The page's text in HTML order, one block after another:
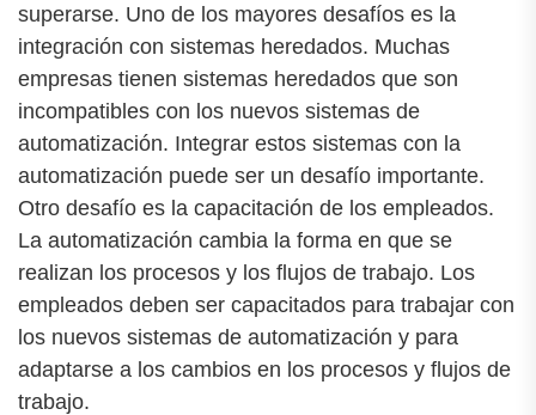
superarse. Uno de los mayores desafíos es la
integración con sistemas heredados. Muchas
empresas tienen sistemas heredados que son
incompatibles con los nuevos sistemas de
automatización. Integrar estos sistemas con la
automatización puede ser un desafío importante.
Otro desafío es la capacitación de los empleados.
La automatización cambia la forma en que se
realizan los procesos y los flujos de trabajo. Los
empleados deben ser capacitados para trabajar con
los nuevos sistemas de automatización y para
adaptarse a los cambios en los procesos y flujos de
trabajo.